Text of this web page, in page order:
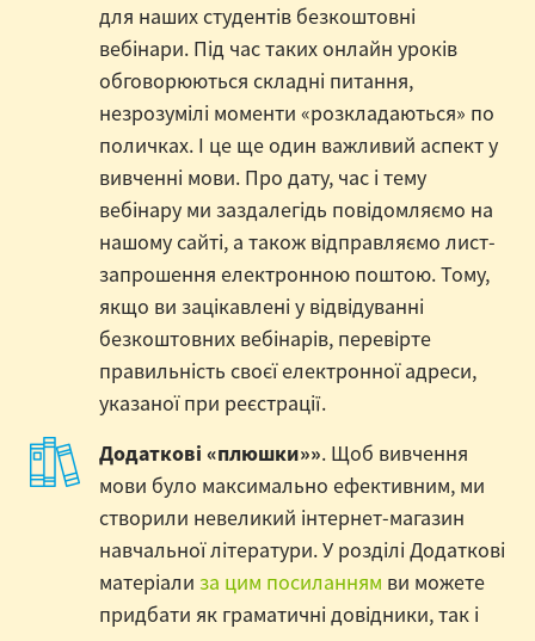
для наших студентів безкоштовні
вебінари. Під час таких онлайн уроків
обговорюються складні питання,
незрозумілі моменти «розкладаються» по
поличках. І це ще один важливий аспект у
вивченні мови. Про дату, час і тему
вебінару ми заздалегідь повідомляємо на
нашому сайті, а також відправляємо лист-
запрошення електронною поштою. Тому,
якщо ви зацікавлені у відвідуванні
безкоштовних вебінарів, перевірте
правильність своєї електронної адреси,
указаної при реєстрації.
Додаткові «плюшки»». Щоб вивчення
мови було максимально ефективним, ми
створили невеликий інтернет-магазин
навчальної літератури. У розділі Додаткові
матеріали за цим посиланням ви можете
придбати як граматичні довідники, так і